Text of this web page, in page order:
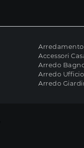
Arredamento
Accessori
Arredo
Arredo Ufficio
Arredo